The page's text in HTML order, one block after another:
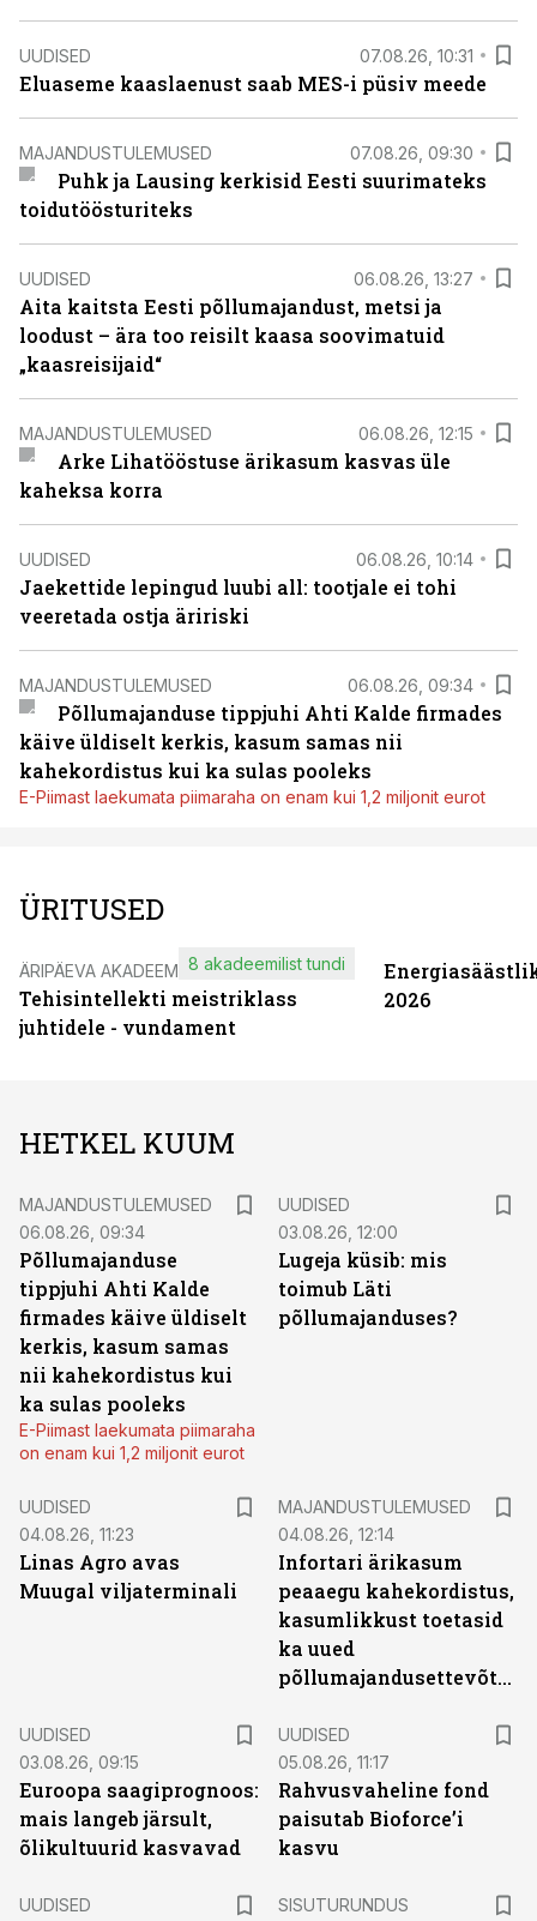
UUDISED 07.08.26, 10:31
Eluaseme kaaslaenust saab MES-i püsiv meede
MAJANDUSTULEMUSED 07.08.26, 09:30
Puhk ja Lausing kerkisid Eesti suurimateks
toidutöösturiteks
UUDISED 06.08.26, 13:27
Aita kaitsta Eesti põllumajandust, metsi ja
loodust – ära too reisilt kaasa soovimatuid
„kaasreisijaid“
MAJANDUSTULEMUSED 06.08.26, 12:15
Arke Lihatööstuse ärikasum kasvas üle
kaheksa korra
UUDISED 06.08.26, 10:14
Jaekettide lepingud luubi all: tootjale ei tohi
veeretada ostja äririski
MAJANDUSTULEMUSED 06.08.26, 09:34
Põllumajanduse tippjuhi Ahti Kalde firmades
käive üldiselt kerkis, kasum samas nii
kahekordistus kui ka sulas pooleks
E-Piimast laekumata piimaraha on enam kui 1,2 miljonit eurot
ÜRITUSED
ÄRIPÄEVA AKADEEMIA
Tehisintellekti meistriklass
juhtidele - vundament
8 akadeemilist tundi
2026
HETKEL KUUM
MAJANDUSTULEMUSED
06.08.26, 09:34
Põllumajanduse
tippjuhi Ahti Kalde
firmades käive üldiselt
kerkis, kasum samas
nii kahekordistus kui
ka sulas pooleks
E-Piimast laekumata piimaraha
on enam kui 1,2 miljonit eurot
UUDISED
03.08.26, 12:00
Lugeja küsib: mis
toimub Läti
põllumajanduses?
UUDISED
04.08.26, 11:23
Linas Agro avas
Muugal viljaterminali
MAJANDUSTULEMUSED
04.08.26, 12:14
Infortari ärikasum
peaaegu kahekordistus,
kasumlikkust toetasid
ka uued
põllumajandusettevõtted
UUDISED
03.08.26, 09:15
Euroopa saagiprognoos:
mais langeb järsult,
õlikultuurid kasvavad
UUDISED
05.08.26, 11:17
Rahvusvaheline fond
paisutab Bioforce’i
kasvu
UUDISED SISUTURUNDUS